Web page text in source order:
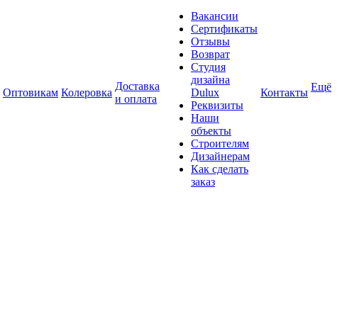
Оптовикам Колеровка
Доставка
и оплата
Вакансии
Сертификаты
Отзывы
Возврат
Студия
дизайна
Dulux
Реквизиты
Наши
объекты
Строителям
Дизайнерам
Как сделать
заказ
Контакты Ещё